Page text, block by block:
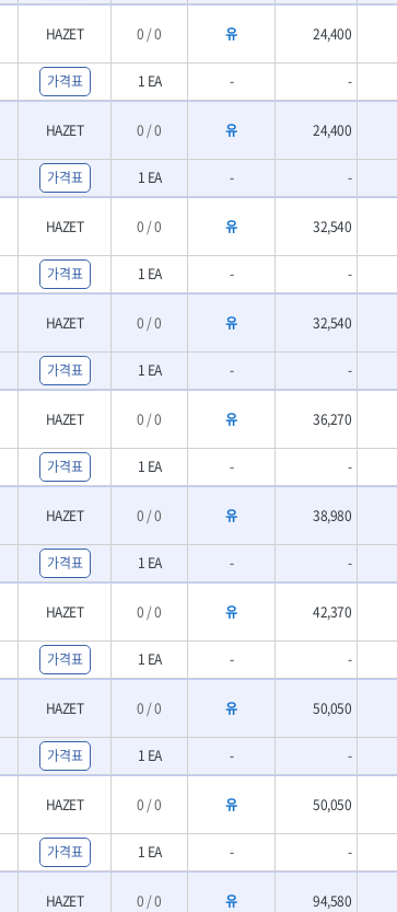
- 악세사리
- 클로스샌딩롤
- 작업용톱
- 송곳
- 클립
- 컴파스
- 작업대
- 측정기
- 디지털습도측정기
- 치즐세트
- 파팅툴
- 할로윙툴
- 캘리퍼
- 잭나이프
- 스코프세트
- 조각세트
- 말렛스위프
- 목공용망치
- 스크래퍼
- 핸드툴세트
- 다이아몬드휠
- 테이블쏘
- 샌딩디스크
- 스크롤쏘날
- 원형톱날/루터비트
- 루터비트
- 루터비트세트
- 홀쏘날
- 아바
- 반대탭
- 톱날
- 원형톱날
VESSEL
XCELITE
XPROTOOL-기어렌치
ZETA(라디에이터)
ZETA(비트셋트)
가드맨
게링 HSS
대건
대건케이블
라이트 세이키
맘모스
에버그린
츠노다(TTC)
콰이어트존
황금손
HAZET 0 / 0 유 24,400
가격표 1 EA - -
HAZET 0 / 0 유 24,400
가격표 1 EA - -
HAZET 0 / 0 유 32,540
가격표 1 EA - -
HAZET 0 / 0 유 32,540
가격표 1 EA - -
HAZET 0 / 0 유 36,270
가격표 1 EA - -
HAZET 0 / 0 유 38,980
가격표 1 EA - -
HAZET 0 / 0 유 42,370
가격표 1 EA - -
HAZET 0 / 0 유 50,050
가격표 1 EA - -
HAZET 0 / 0 유 50,050
가격표 1 EA - -
HAZET 0 / 0 유 94,580